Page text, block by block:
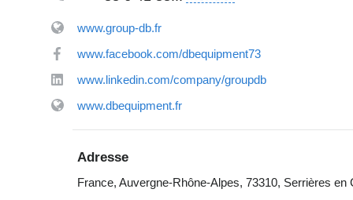
www.group-db.fr
www.facebook.com/dbequipment73
www.linkedin.com/company/groupdb
www.dbequipment.fr
Adresse
France, Auvergne-Rhône-Alpes, 73310, Serrières